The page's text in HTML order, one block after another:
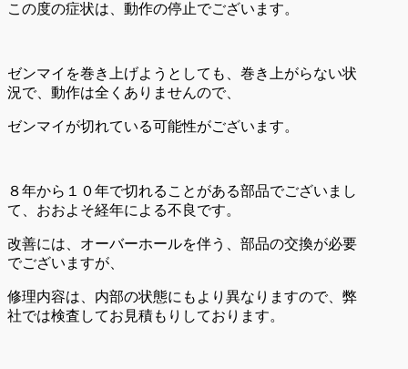
この度の症状は、動作の停止でございます。
ゼンマイを巻き上げようとしても、巻き上がらない状
況で、動作は全くありませんので、
ゼンマイが切れている可能性がございます。
８年から１０年で切れることがある部品でございまし
て、おおよそ経年による不良です。
改善には、オーバーホールを伴う、部品の交換が必要
でございますが、
修理内容は、内部の状態にもより異なりますので、弊
社では検査してお見積もりしております。